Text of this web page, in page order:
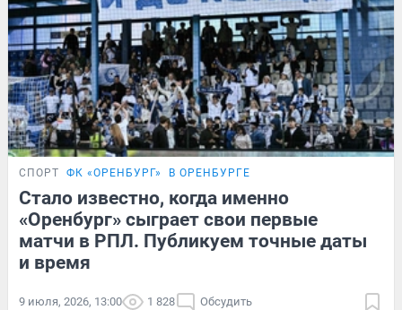
СПОРТ ФК «ОРЕНБУРГ» В ОРЕНБУРГЕ
Стало известно, когда именно
«Оренбург» сыграет свои первые
матчи в РПЛ. Публикуем точные даты
и время
9 июля, 2026, 13:00 1 828 Обсудить